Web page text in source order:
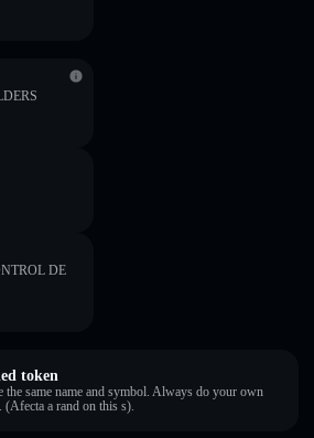
DE
token
the same name and symbol. Always do your own
(Afecta a rand on this s).